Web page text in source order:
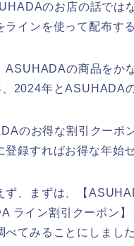
のお店の話では
ラインを使って配布す
ASUHADAの商品をか
2024年とASUHADA
のお得な割引クーポ
登録すればお得な年始
ず、まずは、【
ライン割引クーポン
べてみることにしまし